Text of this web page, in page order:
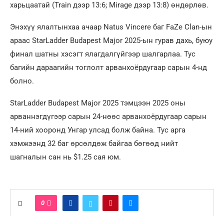
харьцаатай (Train дээр 13:6; Mirage дээр 13:8) өндөрлөв.
Энэхүү ялалтынхаа ачаар Natus Vincere баг FaZe Clan-ын
араас StarLadder Budapest Major 2025-ын гурав дахь, буюу
финал шатны хэсэгт ялагдалгүйгээр шалгарлаа. Тус
багийн дараагийн тоглолт арванхоёрдугаар сарын 4-нд
болно.
StarLadder Budapest Major 2025 тэмцээн 2025 оны
арваннэгдүгээр сарын 24-нөөс арванхоёрдугаар сарын
14-ний хооронд Унгар улсад болж байна. Тус арга
хэмжээнд 32 баг өрсөлдөж байгаа бөгөөд нийт
шагналын сан нь $1.25 сая юм.
0